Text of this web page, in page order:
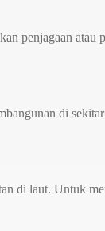
penjagaan
di
di laut. Untuk